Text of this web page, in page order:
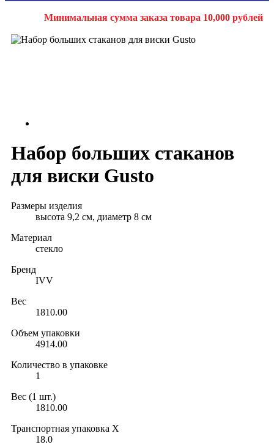
Минимальная сумма заказа товара 10,000 рублей
Набор больших стаканов
для виски Gusto
Размеры изделия
высота 9,2 см, диаметр 8 см
Материал
стекло
Бренд
IVV
Вес
1810.00
Объем упаковки
4914.00
Количество в упаковке
1
Вес (1 шт.)
1810.00
Транспортная упаковка X
18.0